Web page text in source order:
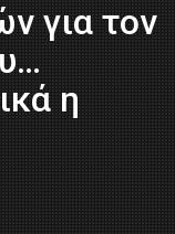
για τον
η